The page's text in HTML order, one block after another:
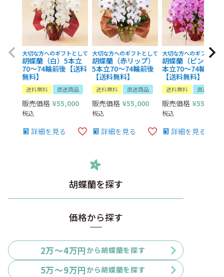
大切な方へのギフトとして
胡蝶蘭（白）5本立
70～74輪前後【送料
無料】
送料無料 直送商品
販売価格 ¥55,000
税込
詳細を見る
大切な方へのギフトとして
胡蝶蘭（赤リップ）
5本立70～74輪前後
【送料無料】
送料無料 直送商品
販売価格 ¥55,000
税込
詳細を見る
大切な方へのギフトとし
胡蝶蘭（ピンク）5
本立70～74輪前後
【送料無料】
送料無料 直送商品
販売価格 ¥55,000
税込
詳細を見る
胡蝶蘭を探す
価格から探す
2万〜4万円 から胡蝶蘭を探す
5万〜9万円 から胡蝶蘭を探す